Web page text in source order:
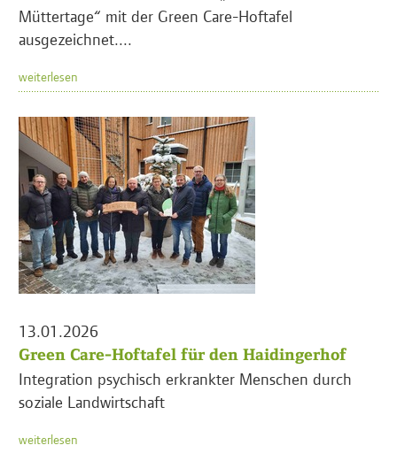
Müttertage“ mit der Green Care-Hoftafel
ausgezeichnet....
weiterlesen
13.01.2026
Green Care-Hoftafel für den Haidingerhof
Integration psychisch erkrankter Menschen durch
soziale Landwirtschaft
weiterlesen